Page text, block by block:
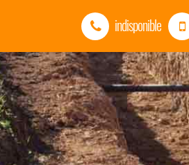
indisponible